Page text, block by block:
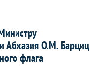
Абхазия О.М. Барциц
флага